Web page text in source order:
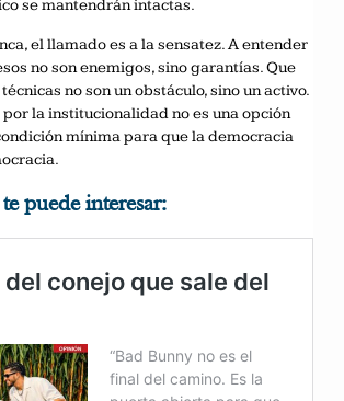
se mantendrán intactas.
el llamado es a la sensatez. A entender
no son enemigos, sino garantías. Que
no son un obstáculo, sino un activo.
la institucionalidad no es una opción
mínima para que la democracia
puede interesar: